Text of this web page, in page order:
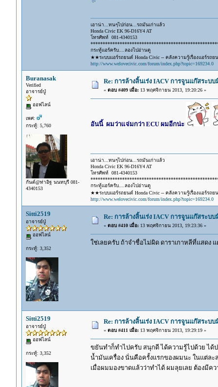
เอาน่า...ทนๆไปก่อน...รถมันเก่าแล้ว
Honda Civic EK 96-D16Y4 AT
โทรศัพท์ 081-4340153
กระทู้แอร์ครับ....ลองไปอ่านดู
★★ระบบแอร์รถยนต์ Honda Civic -- คลังความรู้เรื่องแอร์รถ
http://www.welovecivic.com/forum/index.php?topic=169234.0
Buranasak
Verified
อาจารย์ปู่
ออฟไลน์
เพศ:
กระทู้: 5,760
กันต์@ท่าอิฐ นนทบุรี 081-
4340153
Re: การล้างลิ้นเร่ง IACV การจูนแก๊สระ
« ตอบ #409 เมื่อ:13 พฤศจิกายน 2013, 19:20:26 »
อันนี้ ผมว่าแจ่มกว่า ECU ผมอีกน่ะ
เอาน่า...ทนๆไปก่อน...รถมันเก่าแล้ว
Honda Civic EK 96-D16Y4 AT
โทรศัพท์ 081-4340153
กระทู้แอร์ครับ....ลองไปอ่านดู
★★ระบบแอร์รถยนต์ Honda Civic -- คลังความรู้เรื่องแอร์รถ
http://www.welovecivic.com/forum/index.php?topic=169234.0
Sitti2519
อาจารย์ปู่
ออฟไลน์
กระทู้: 3,352
Re: การล้างลิ้นเร่ง IACV การจูนแก๊สระ
« ตอบ #410 เมื่อ:13 พฤศจิกายน 2013, 19:23:36 »
ใช่เลยครับ ถ้าจำชื่อไม่ผิด ดาราเกาหลีที่แสดง
Sitti2519
อาจารย์ปู่
ออฟไลน์
กระทู้: 3,352
Re: การล้างลิ้นเร่ง IACV การจูนแก๊สระ
« ตอบ #411 เมื่อ:13 พฤศจิกายน 2013, 19:29:19 »
ขยันทำก็ทำไปครับ สนุกดี ได้ความรู้ไปด้วย ได้
น้ำมันเครื่อง นั่นคือครั้งแรกของผมนะ ในแต่ละ
เมื่อผมมองขาดแล้วว่าทำได้ ผมลุยเลย ต้องมี